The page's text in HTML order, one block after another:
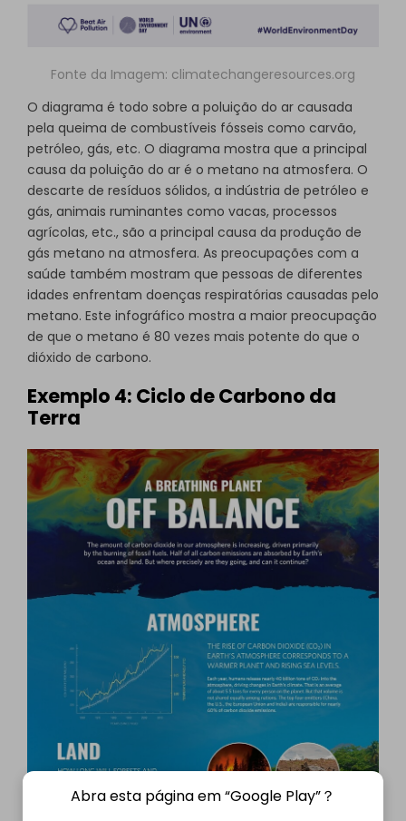
Fonte da Imagem: climatechangeresources.org
O diagrama é todo sobre a poluição do ar causada
pela queima de combustíveis fósseis como carvão,
petróleo, gás, etc. O diagrama mostra que a principal
causa da poluição do ar é o metano na atmosfera. O
descarte de resíduos sólidos, a indústria de petróleo e
gás, animais ruminantes como vacas, processos
agrícolas, etc., são a principal causa da produção de
gás metano na atmosfera. As preocupações com a
saúde também mostram que pessoas de diferentes
idades enfrentam doenças respiratórias causadas pelo
metano. Este infográfico mostra a maior preocupação
de que o metano é 80 vezes mais potente do que o
dióxido de carbono.
Exemplo 4: Ciclo de Carbono da
Terra
Abra esta página em “Google Play”？